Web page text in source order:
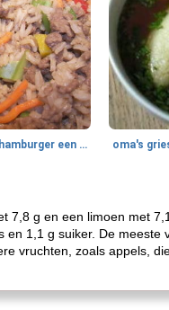
gemakkelijke rijst en hamburger een gerecht diner
7,8 g en een limoen met
1,1 g suiker. De meeste
vruchten, zoals appels,